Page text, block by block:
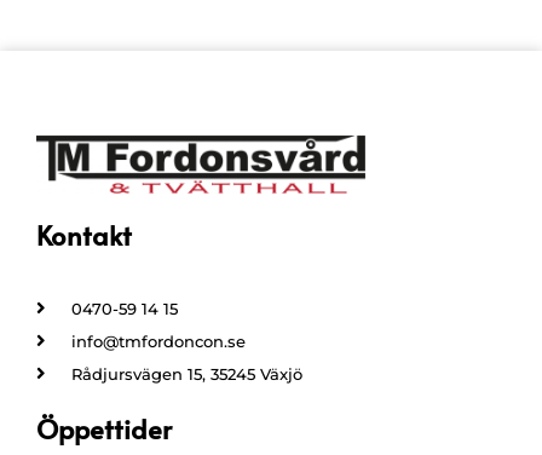
Kontakt
0470-59 14 15
info@tmfordoncon.se
Rådjursvägen 15, 35245 Växjö
Öppettider